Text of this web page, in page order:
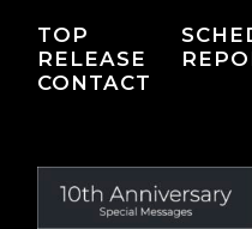
TOP
RELEASE
CONTACT